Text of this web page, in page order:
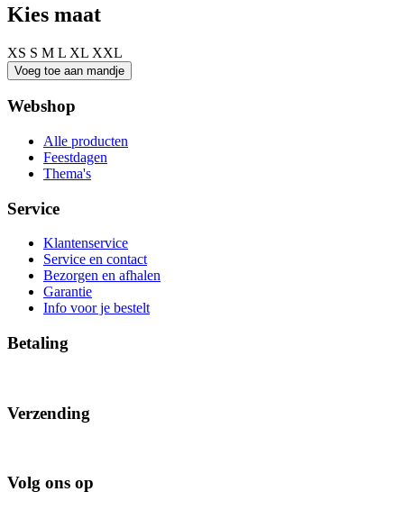
Kies maat
XS S M L XL XXL
Webshop
Alle producten
Feestdagen
Thema's
Service
Klantenservice
Service en contact
Bezorgen en afhalen
Garantie
Info voor je bestelt
Betaling
Verzending
Volg ons op